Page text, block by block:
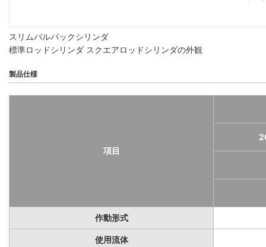
スリムバルパックシリンダ
標準ロッドシリンダ スクエアロッドシリンダの外観
製品仕様
項目
作動形式
使用流体